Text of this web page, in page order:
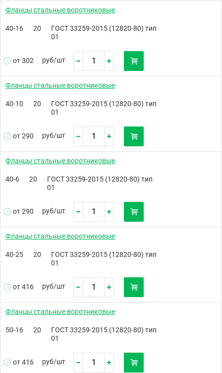
Фланцы стальные воротниковые
40-16 20
ГОСТ 33259-2015 (12820-80) тип
01
от 302 руб/шт
Фланцы стальные воротниковые
40-10 20
ГОСТ 33259-2015 (12820-80) тип
01
от 290 руб/шт
Фланцы стальные воротниковые
40-6 20
ГОСТ 33259-2015 (12820-80) тип
01
от 290 руб/шт
Фланцы стальные воротниковые
40-25 20
ГОСТ 33259-2015 (12820-80) тип
01
от 416 руб/шт
Фланцы стальные воротниковые
50-16 20
ГОСТ 33259-2015 (12820-80) тип
01
от 416 руб/шт